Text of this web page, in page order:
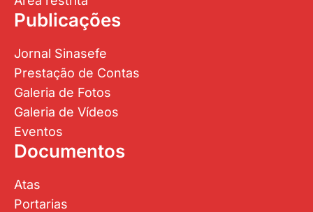
Publicações
Jornal Sinasefe
Prestação de Contas
Galeria de Fotos
Galeria de Vídeos
Eventos
Documentos
Atas
Portarias